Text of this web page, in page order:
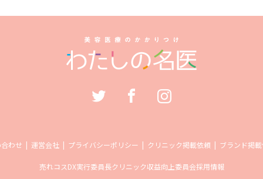
わせ 運営会社 プライバシーポリシー クリニック掲載依頼 ブランド掲
売れコスDX実行委員長クリニック収益向上委員会採用情報